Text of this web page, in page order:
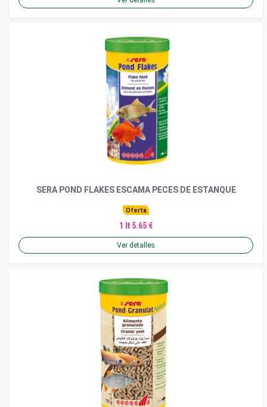
SERA POND FLAKES ESCAMA PECES DE ESTANQUE
Oferta
1 lt 5.65 €
Ver detalles